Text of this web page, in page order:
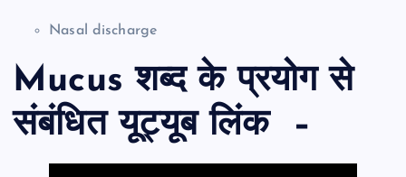
Nasal discharge
Mucus शब्द के प्रयोग से
संबंधित यूट्यूब लिंक –